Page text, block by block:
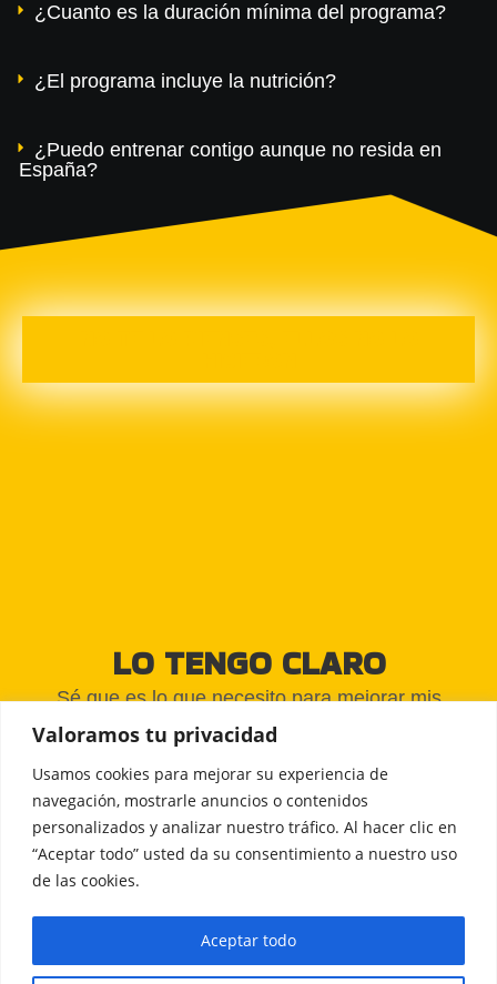
Valoramos tu privacidad
Usamos cookies para mejorar su experiencia de
navegación, mostrarle anuncios o contenidos
personalizados y analizar nuestro tráfico. Al hacer clic en
“Aceptar todo” usted da su consentimiento a nuestro uso
de las cookies.
Aceptar todo
¿Cuanto es la duración mínima del programa?
¿El programa incluye la nutrición?
¿Puedo entrenar contigo aunque no resida en
España?
LO TENGO CLARO
Sé que es lo que necesito para mejorar mis
resultados deportivos y llevarlos a un nivel
extraordinario de rendimiento.
AGENDAR MI
LLAMADA GRATUITA